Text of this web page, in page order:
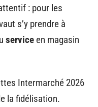
: pour les
s’y prendre à
service en magasin
Intermarché 2026
la fidélisation.